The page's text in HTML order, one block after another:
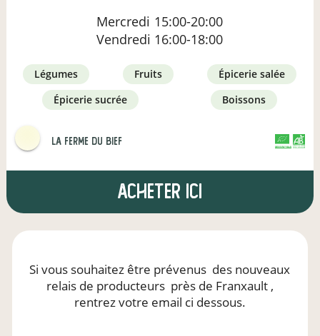
Mercredi 15:00-20:00
Vendredi 16:00-18:00
légumes fruits
épicerie salée
épicerie sucrée
boissons
La Ferme du Bief CERTIFIÉ PAR FR-BIO-01
AGRICULTURE FRANCE
Acheter ici
Si vous souhaitez être prévenus des nouveaux
relais de producteurs près de Franxault,
rentrez votre email ci dessous.